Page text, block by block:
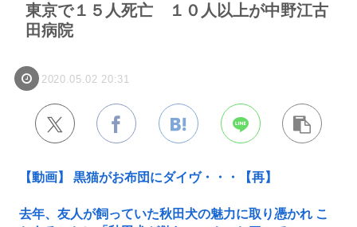
東京で１５人死亡 １０人以上が中野江古
田病院
2020.05.02 20:31
【動画】 黒猫がお布団にダイヴ・・・【再】
去年、友人が飼っていた秋田犬の魅力に取り憑かれ こ